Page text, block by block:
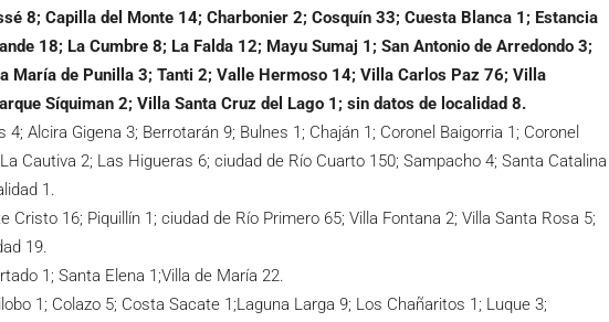
8; Capilla del Monte 14; Charbonier 2; Cosquín 33; Cuesta Blanca 1; Estancia
18; La Cumbre 8; La Falda 12; Mayu Sumaj 1; San Antonio de Arredondo 3;
María de Punilla 3; Tanti 2; Valle Hermoso 14; Villa Carlos Paz 76; Villa
Síquiman 2; Villa Santa Cruz del Lago 1; sin datos de localidad 8.
4; Alcira Gigena 3; Berrotarán 9; Bulnes 1; Chaján 1; Coronel Baigorria 1; Coronel
Cautiva 2; Las Higueras 6; ciudad de Río Cuarto 150; Sampacho 4; Santa Catalina
1.
Cristo 16; Piquillín 1; ciudad de Río Primero 65; Villa Fontana 2; Villa Santa Rosa 5;
19.
1; Santa Elena 1;Villa de María 22.
1; Colazo 5; Costa Sacate 1;Laguna Larga 9; Los Chañaritos 1; Luque 3;